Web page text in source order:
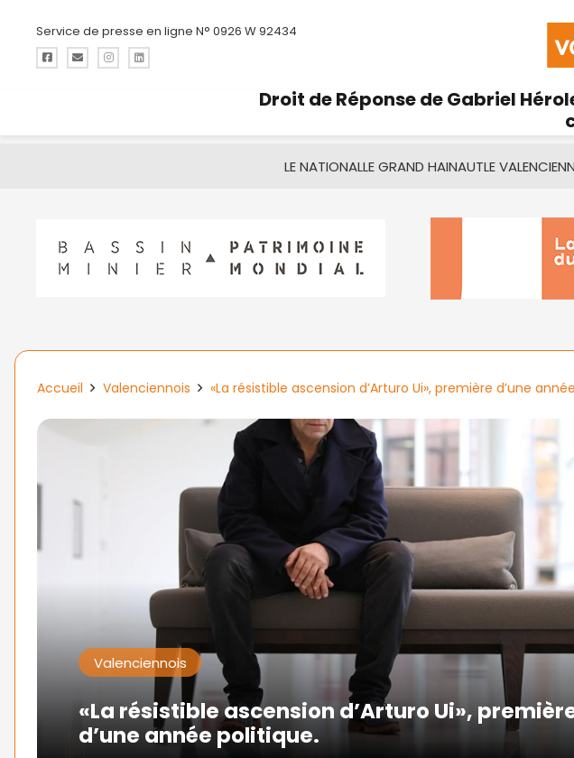
Service de presse en ligne N° 0926 W 92434
Droit de Réponse de Gabriel
LE NATIONALLE GRAND HAINAUTLE
Accueil Valenciennois «La résistible ascension d’Arturo Ui», première d’une
Valenciennois
«La résistible ascension d’Arturo Ui»,
d’une année politique.